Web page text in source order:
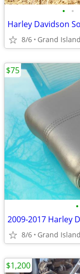
• •
Harley Davidson
8/6 Grand Island
•
8/6 Grand
$75
$1,200